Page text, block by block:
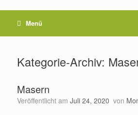
Menü
Kategorie-Archiv:
Masern
Veröffentlicht am Juli 24, 2020 von